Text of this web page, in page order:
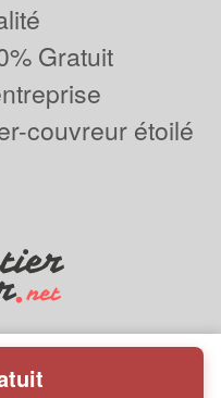
Gratuit
couvreur étoilé
pro